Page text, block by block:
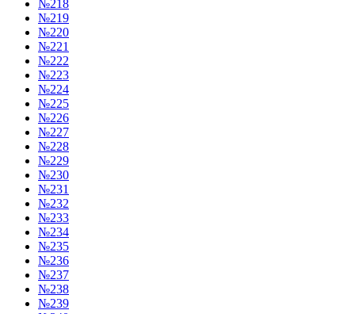
№218
№219
№220
№221
№222
№223
№224
№225
№226
№227
№228
№229
№230
№231
№232
№233
№234
№235
№236
№237
№238
№239